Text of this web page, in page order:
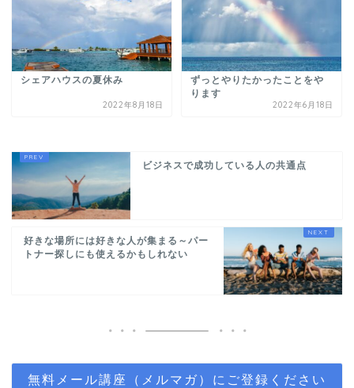
シェアハウスの夏休み
2022年8月18日
ずっとやりたかったことをや
ります
2022年6月18日
ビジネスで成功している人の共通点
好きな場所には好きな人が集まる～パー
トナー探しにも使えるかもしれない
無料メール講座（メルマガ）にご登録ください